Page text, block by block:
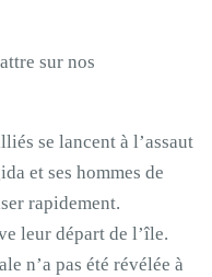
sur nos
se lancent à l’assaut
et ses hommes de
rapidement.
leur départ de l’île.
n’a pas été révélée à